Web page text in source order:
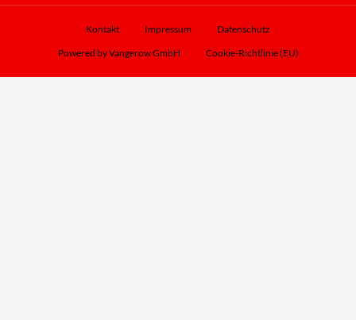
Kontakt Impressum
Datenschutz
Powered by Vangerow GmbH
Cookie-Richtlinie (EU)